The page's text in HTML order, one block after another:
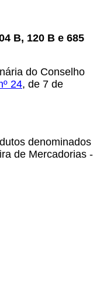
B, 120 B e 685
do Conselho
24, de 7 de
denominados
de Mercadorias -